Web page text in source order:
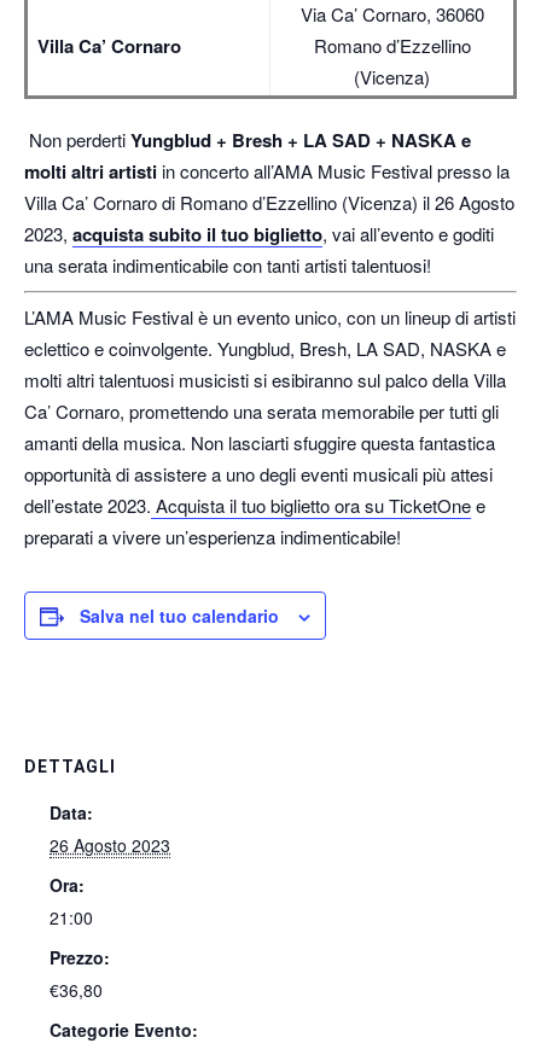
Villa Ca’ Cornaro
Via Ca’ Cornaro, 36060
Romano d’Ezzellino
(Vicenza)
Non perdertiYungblud + Bresh + LA SAD + NASKA e
molti altri artistiin concerto all’AMA Music Festival presso la
Villa Ca’ Cornaro di Romano d’Ezzellino (Vicenza) il 26 Agosto
2023, acquista subito il tuo biglietto, vai all’evento e goditi
una serata indimenticabile con tanti artisti talentuosi!
L’AMA Music Festival è un evento unico, con un lineup di artisti
eclettico e coinvolgente. Yungblud, Bresh, LA SAD, NASKA e
molti altri talentuosi musicisti si esibiranno sul palco della Villa
Ca’ Cornaro, promettendo una serata memorabile per tutti gli
amanti della musica. Non lasciarti sfuggire questa fantastica
opportunità di assistere a uno degli eventi musicali più attesi
dell’estate 2023. Acquista il tuo biglietto ora su TicketOnee
preparati a vivere un’esperienza indimenticabile!
Salva nel tuo calendario
DETTAGLI
Data:
26 Agosto 2023
Ora:
21:00
Prezzo:
€36,80
Categorie Evento: